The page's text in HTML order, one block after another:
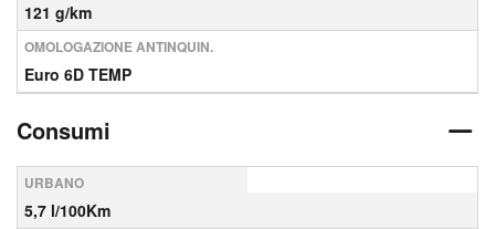
121 g/km
OMOLOGAZIONE ANTINQUIN.
Euro 6D TEMP
Consumi
URBANO
5,7 l/100Km